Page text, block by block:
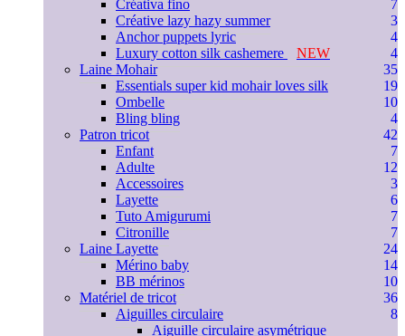
Créativa fino
7
Créative lazy hazy summer
3
Anchor puppets lyric
4
Luxury cotton silk cashemere
NEW
4
Laine Mohair
35
Essentials super kid mohair loves silk
19
Ombelle
10
Bling bling
4
Patron tricot
42
Enfant
7
Adulte
12
Accessoires
3
Layette
6
Tuto Amigurumi
7
Citronille
7
Laine Layette
24
Mérino baby
14
BB mérinos
10
Matériel de tricot
36
Aiguilles circulaire
8
Aiguille circulaire asymétrique